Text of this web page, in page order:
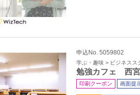
申込No. 5059802
学ぶ・趣味 > ビジネスス
勉強カフェ 西
印刷クーポン 画面提